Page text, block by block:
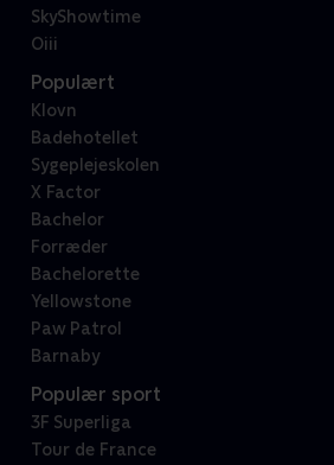
SkyShowtime
Oiii
Populært
Klovn
Badehotellet
Sygeplejeskolen
X Factor
Bachelor
Forræder
Bachelorette
Yellowstone
Paw Patrol
Barnaby
Populær sport
3F Superliga
Tour de France